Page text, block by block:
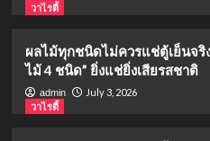
วาไรตี้
ผลไม้ทุกชนิดไม่ควรแช่ตู้เย็นจริ
ไม้ 4 ชนิด” ยิ่งแช่ยิ่งเสียรสชาติ
admin
July 3, 2026
วาไรตี้